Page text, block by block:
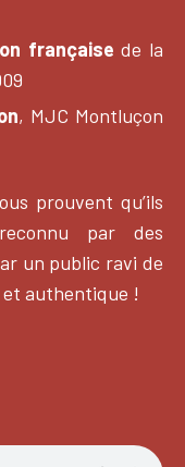
française de la
, MJC Montluçon
prouvent qu’ils
par des
un public ravi de
authentique !